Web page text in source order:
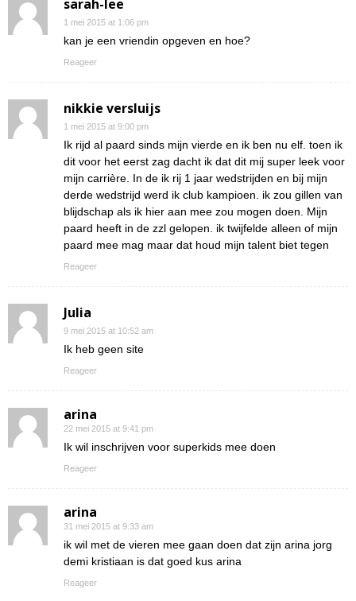
sarah-lee
1 mei 2015 at 1:06 pm
kan je een vriendin opgeven en hoe?
Reageer
nikkie versluijs
1 mei 2015 at 9:00 pm
Ik rijd al paard sinds mijn vierde en ik ben nu elf. toen ik
dit voor het eerst zag dacht ik dat dit mij super leek voor
mijn carrière. In de ik rij 1 jaar wedstrijden en bij mijn
derde wedstrijd werd ik club kampioen. ik zou gillen van
blijdschap als ik hier aan mee zou mogen doen. Mijn
paard heeft in de zzl gelopen. ik twijfelde alleen of mijn
paard mee mag maar dat houd mijn talent biet tegen
Reageer
Julia
9 mei 2015 at 10:52 am
Ik heb geen site
Reageer
arina
22 mei 2015 at 9:41 pm
Ik wil inschrijven voor superkids mee doen
Reageer
arina
31 mei 2015 at 9:33 am
ik wil met de vieren mee gaan doen dat zijn arina jorg
demi kristiaan is dat goed kus arina
Reageer